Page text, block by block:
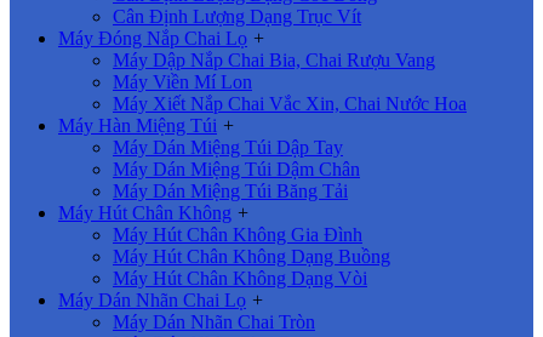
Cân Định Lượng Dạng Trục Vít
Máy Đóng Nắp Chai Lọ +
Máy Dập Nắp Chai Bia, Chai Rượu Vang
Máy Viền Mí Lon
Máy Xiết Nắp Chai Vắc Xin, Chai Nước Hoa
Máy Hàn Miệng Túi +
Máy Dán Miệng Túi Dập Tay
Máy Dán Miệng Túi Dậm Chân
Máy Dán Miệng Túi Băng Tải
Máy Hút Chân Không +
Máy Hút Chân Không Gia Đình
Máy Hút Chân Không Dạng Buồng
Máy Hút Chân Không Dạng Vòi
Máy Dán Nhãn Chai Lọ +
Máy Dán Nhãn Chai Tròn